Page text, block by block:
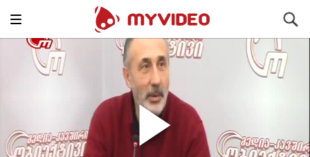
Toggle